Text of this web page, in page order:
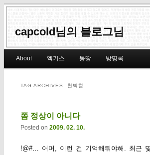
capcold님의 블로그님
Skip to primary content
Skip to secondary content
About 엑기스 몽땅 방명록
TAG ARCHIVES: 천박함
쫌 정상이 아니다
Posted on 2009. 02. 10.
!@#… 어머, 이런 건 기억해둬야해. 최근